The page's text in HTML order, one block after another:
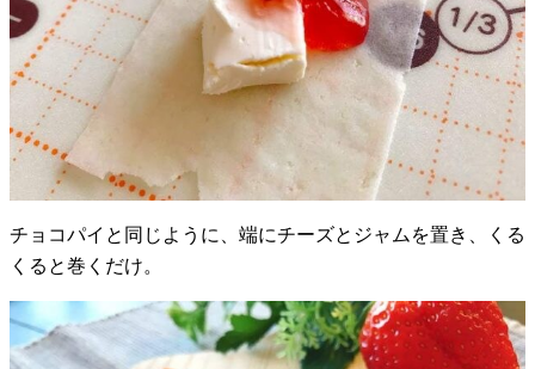
チョコパイと同じように、端にチーズとジャムを置き、くる
くると巻くだけ。